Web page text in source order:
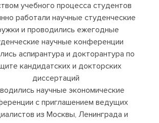
учебного процесса студентов
работали научные студенческие
и проводились ежегодные
научные конференции
аспирантура и докторантура по
кандидатских и докторских
диссертаций
научные экономические
с приглашением ведущих
из Москвы, Ленинграда и